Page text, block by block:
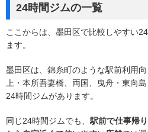
24時間ジムの一覧
ここからは、墨田区で比較しやすい
ます。
墨田区は、錦糸町のような駅前利用
上・本所吾妻橋、両国、曳舟・東向
24時間ジムがあります。
同じ24時間ジムでも、駅前で仕事帰